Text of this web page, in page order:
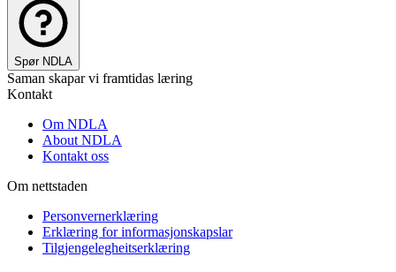
Spør NDLA
Saman skapar vi framtidas læring
Kontakt
Om NDLA
About NDLA
Kontakt oss
Om nettstaden
Personvernerklæring
Erklæring for informasjonskapslar
Tilgjengelegheitserklæring